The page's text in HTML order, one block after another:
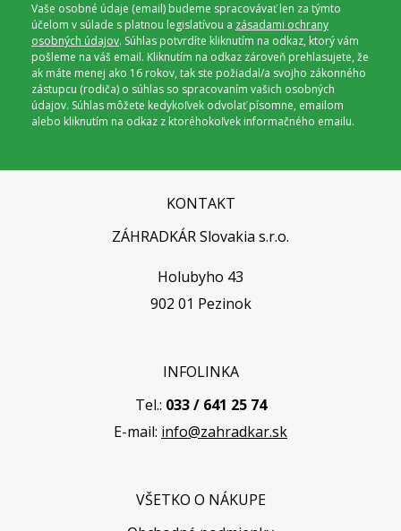
Vaše osobné údaje (email) budeme spracovávať len za týmto
účelom v súlade s platnou legislatívou a zásadami ochrany
osobných údajov. Súhlas potvrdíte kliknutím na odkaz, ktorý vám
pošleme na váš email. Kliknutím na odkaz zároveň prehlasujete, že
ak máte menej ako 16 rokov, tak ste požiadal/a svojho zákonného
zástupcu (rodiča) o súhlas so spracovaním vašich osobných
údajov. Súhlas môžete kedykoľvek odvolať písomne, emailom
alebo kliknutím na odkaz z ktoréhokoľvek informačného emailu.
KONTAKT
ZÁHRADKÁR Slovakia s.r.o.
Holubyho 43
902 01 Pezinok
INFOLINKA
Tel.: 033 / 641 25 74
E-mail: info@zahradkar.sk
VŠETKO O NÁKUPE